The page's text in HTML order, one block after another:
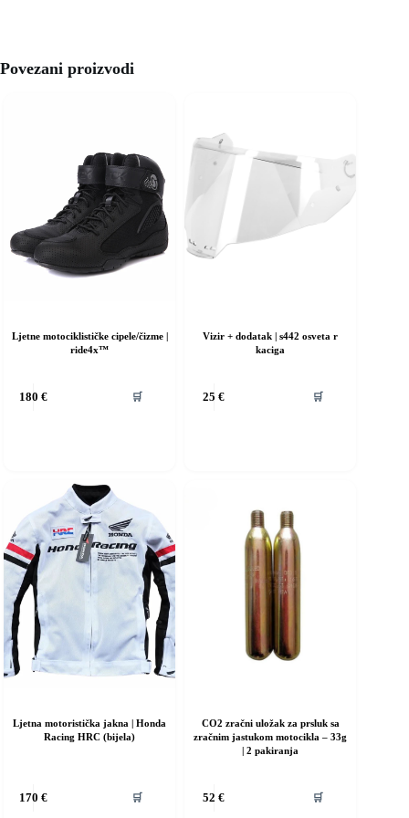
Povezani proizvodi
Ljetne motociklističke cipele/čizme |
ride4x™
180 € 🛒
Vizir + dodatak | s442 osveta r
kaciga
25€ 🛒
Ljetna motoristička jakna | Honda
Racing HRC (bijela)
170 € 🛒
CO2 zračni uložak za prsluk sa
zračnim jastukom motocikla – 33g
| 2 pakiranja
52€ 🛒